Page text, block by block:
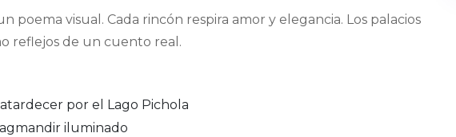
poema visual. Cada rincón respira amor y elegancia. Los palacios
reflejos de un cuento real.
por el Lago Pichola
iluminado